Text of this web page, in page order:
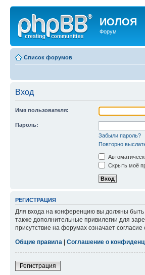
ИОЛОЯ
Форум
Список форумов
Вход
Имя пользователя:
Пароль:
Забыли пароль?
Повторно
Скрыть моё
РЕГИСТРАЦИЯ
Для входа на конференцию вы должны быть
также дополнительные привилегии для
присутствие на форумах означает согласие
Общие правила
Соглашение о
Регистрация